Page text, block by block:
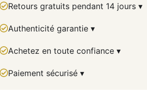
Retours gratuits pendant 14 jours ▾
Authenticité garantie ▾
Achetez en toute confiance ▾
Paiement sécurisé ▾